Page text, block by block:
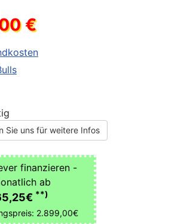
€
Sie uns für weitere Infos
finanzieren -
ab
**)
2.899,00€